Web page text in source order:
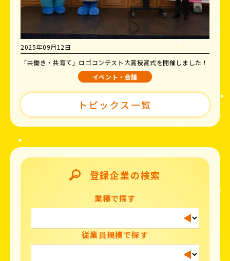
2025年09月12日
「共働き・共育て」ロゴコンテスト大賞授賞式を開催しました！
イベント・会議
トピックス一覧
登録企業の検索
業種で探す
従業員規模で探す